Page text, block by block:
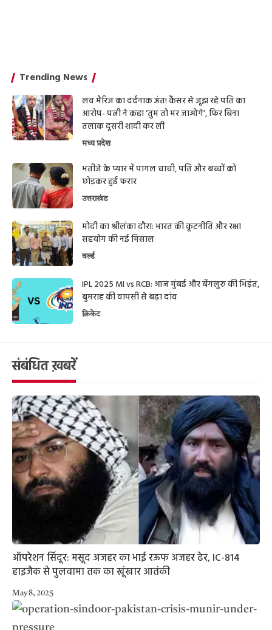
Trending News
लव मैरिज का दर्दनाक अंत! कैंसर से जूझ रहे पति का
आरोप- पत्नी ने कहा ‘तुम तो मर जाओगे’, फिर बिना
तलाक दूसरी शादी कर ली
मध्य प्रदेश
भतीजे के प्यार में पागल चाची, पति और बच्चों को
छोड़कर हुई फरार
उत्तराखंड
मोदी का श्रीलंका दौरा: भारत की कूटनीति और रक्षा
सहयोग की नई मिसाल
वर्ल्ड
IPL 2025 MI vs RCB: आज मुंबई और बेंगलुरु की भिड़ंत,
बुमराह की वापसी से बढ़ा दांव
क्रिकेट
संबंधित ख़बरें
ऑपरेशन सिंदूर: मसूद अजहर का भाई रऊफ अजहर ढेर, IC-814
हाइजैक से पुलवामा तक का खूंखार आतंकी
May 8, 2025